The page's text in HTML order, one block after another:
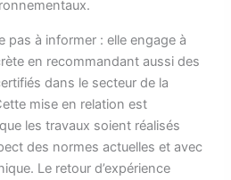
pas à informer : elle engage à
en recommandant aussi des
dans le secteur de la
mise en relation est
les travaux soient réalisés
des normes actuelles et avec
Le retour d’expérience